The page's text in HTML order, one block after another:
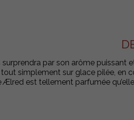
par son arôme puissant
simplement sur glace pilée,
Ælred est tellement parfumée